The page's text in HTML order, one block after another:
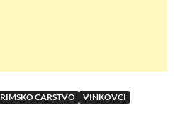
RIMSKO CARSTVO VINKOVCI